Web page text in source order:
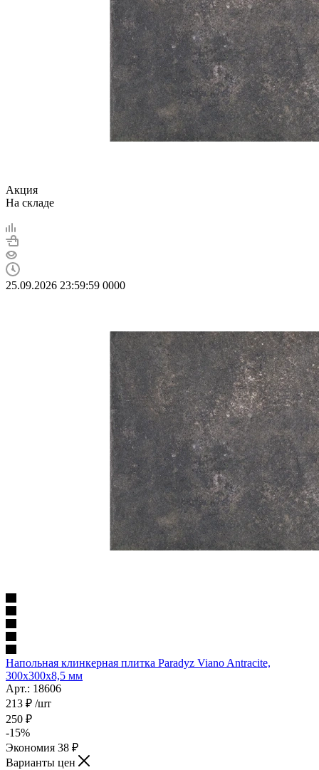
Акция
На складе
25.09.2026 23:59:59 0000
Напольная клинкерная плитка Paradyz Viano Antracite,
300x300x8,5 мм
Арт.: 18606
213 ₽ /шт
250 ₽
-15%
Экономия 38 ₽
Варианты цен